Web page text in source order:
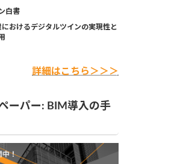
白書
おけるデジタルツインの実現性と
詳細はこちら＞＞＞
ーパー: BIM導入の手